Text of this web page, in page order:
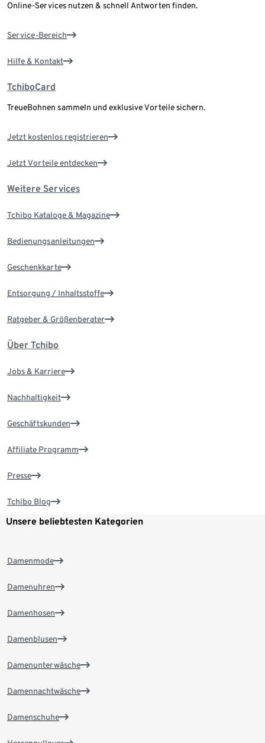
Online-Services nutzen & schnell Antworten finden.
Service-Bereich
Hilfe & Kontakt
TchiboCard
TreueBohnen sammeln und exklusive Vorteile sichern.
Jetzt kostenlos registrieren
Jetzt Vorteile entdecken
Weitere Services
Tchibo Kataloge & Magazine
Bedienungsanleitungen
Geschenkkarte
Entsorgung / Inhaltsstoffe
Ratgeber & Größenberater
Über Tchibo
Jobs & Karriere
Nachhaltigkeit
Geschäftskunden
Affiliate Programm
Presse
Tchibo Blog
Unsere beliebtesten Kategorien
Damenmode
Damenuhren
Damenhosen
Damenblusen
Damenunterwäsche
Damennachtwäsche
Damenschuhe